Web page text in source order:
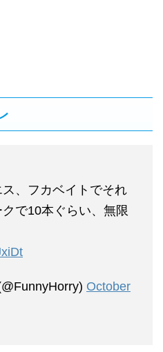
、フカベイトでそれ
で10本ぐらい、無限
October